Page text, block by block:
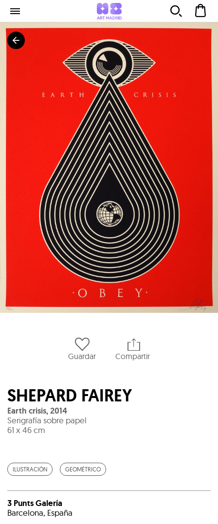
Guardar Compartir
SHEPARD FAIREY
Earth crisis,2014
Serigrafía sobre papel
61 x 46 cm
ILUSTRACIÓN GEOMÉTRICO
3 Punts Galería
Barcelona, España